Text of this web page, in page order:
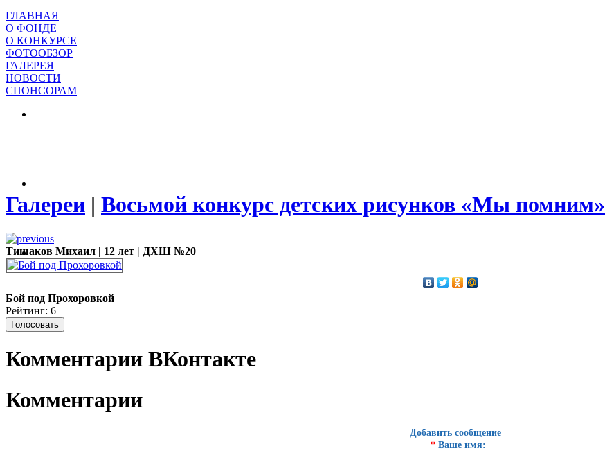
ГЛАВНАЯ
О ФОНДЕ
О КОНКУРСЕ
ФОТООБЗОР
ГАЛЕРЕЯ
НОВОСТИ
СПОНСОРАМ
Галереи | Восьмой конкурс детских рисунков «Мы помним»
Тишаков Михаил | 12 лет | ДХШ №20
Бой под Прохоровкой
Рейтинг: 6
Комментарии ВКонтакте
Комментарии
Добавить сообщение
* Ваше имя: